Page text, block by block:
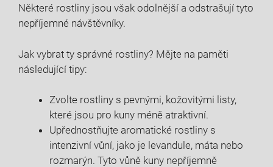
Některé rostliny jsou však odolnější a odstrašují tyto
nepříjemné návštěvníky.
Jak vybrat ty správné rostliny? Mějte na paměti
následující tipy:
Zvolte rostliny s pevnými, kožovitými listy,
které jsou pro kuny méně atraktivní.
Upřednostňujte aromatické rostliny s
intenzivní vůní, jako je levandule, máta nebo
rozmarýn. Tyto vůně kuny nepříjemně